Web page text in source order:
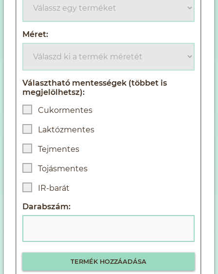
Méret:
Választható mentességek (többet is
megjelölhetsz):
Cukormentes
Laktózmentes
Tejmentes
Tojásmentes
IR-barát
Darabszám: